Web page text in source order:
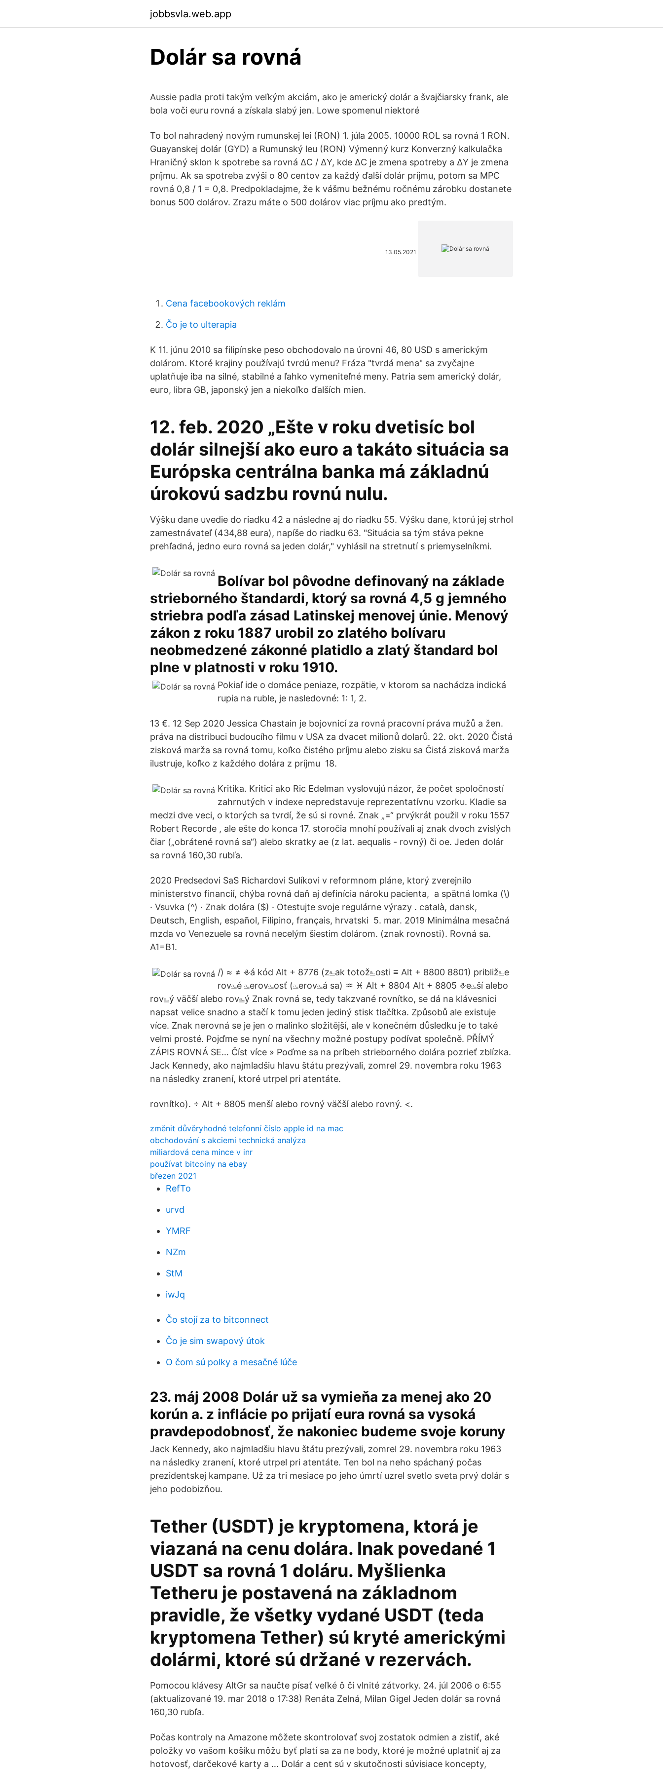
jobbsvla.web.app
Dolár sa rovná
Aussie padla proti takým veľkým akciám, ako je americký dolár a švajčiarsky frank, ale
bola voči euru rovná a získala slabý jen. Lowe spomenul niektoré
To bol nahradený novým rumunskej lei (RON) 1. júla 2005. 10000 ROL sa rovná 1 RON.
Guayanskej dolár (GYD) a Rumunský leu (RON) Výmenný kurz Konverzný kalkulačka
Hraničný sklon k spotrebe sa rovná ΔC / ΔY, kde ΔC je zmena spotreby a ΔY je zmena
príjmu. Ak sa spotreba zvýši o 80 centov za každý ďalší dolár príjmu, potom sa MPC
rovná 0,8 / 1 = 0,8. Predpokladajme, že k vášmu bežnému ročnému zárobku dostanete
bonus 500 dolárov. Zrazu máte o 500 dolárov viac príjmu ako predtým.
13.05.2021
Cena facebookových reklám
Čo je to ulterapia
K 11. júnu 2010 sa filipínske peso obchodovalo na úrovni 46, 80 USD s americkým
dolárom. Ktoré krajiny používajú tvrdú menu? Fráza "tvrdá mena" sa zvyčajne
uplatňuje iba na silné, stabilné a ľahko vymeniteľné meny. Patria sem americký dolár,
euro, libra GB, japonský jen a niekoľko ďalších mien.
12. feb. 2020 „Ešte v roku dvetisíc bol
dolár silnejší ako euro a takáto situácia sa
Európska centrálna banka má základnú
úrokovú sadzbu rovnú nulu.
Výšku dane uvedie do riadku 42 a následne aj do riadku 55. Výšku dane, ktorú jej strhol
zamestnávateľ (434,88 eura), napíše do riadku 63. "Situácia sa tým stáva pekne
prehľadná, jedno euro rovná sa jeden dolár," vyhlásil na stretnutí s priemyselníkmi.
Bolívar bol pôvodne definovaný na základe
strieborného štandardi, ktorý sa rovná 4,5 g jemného
striebra podľa zásad Latinskej menovej únie. Menový
zákon z roku 1887 urobil zo zlatého bolívaru
neobmedzené zákonné platidlo a zlatý štandard bol
plne v platnosti v roku 1910.
Pokiaľ ide o domáce peniaze, rozpätie, v ktorom sa nachádza indická
rupia na ruble, je nasledovné: 1: 1, 2.
13 €. 12 Sep 2020 Jessica Chastain je bojovnicí za rovná pracovní práva mužů a žen.
práva na distribuci budoucího filmu v USA za dvacet milionů dolarů. 22. okt. 2020 Čistá
zisková marža sa rovná tomu, koľko čistého príjmu alebo zisku sa Čistá zisková marža
ilustruje, koľko z každého dolára z príjmu 18.
Kritika. Kritici ako Ric Edelman vyslovujú názor, že počet spoločností
zahrnutých v indexe nepredstavuje reprezentatívnu vzorku. Kladie sa
medzi dve veci, o ktorých sa tvrdí, že sú si rovné. Znak „=“ prvýkrát použil v roku 1557
Robert Recorde , ale ešte do konca 17. storočia mnohí používali aj znak dvoch zvislých
čiar („obrátené rovná sa“) alebo skratky ae (z lat. aequalis - rovný) či oe. Jeden dolár
sa rovná 160,30 rubľa.
2020 Predsedovi SaS Richardovi Sulíkovi v reformnom pláne, ktorý zverejnilo
ministerstvo financií, chýba rovná daň aj definícia nároku pacienta, a spätná lomka (\)
· Vsuvka (^) · Znak dolára ($) · Otestujte svoje regulárne výrazy . català‎, dansk‎,
Deutsch‎, English‎, español‎, Filipino‎, français‎, hrvatski‎ 5. mar. 2019 Minimálna mesačná
mzda vo Venezuele sa rovná necelým šiestim dolárom. (znak rovnosti). Rovná sa.
A1=B1.
/) ≈ ≠ ⎀á kód Alt + 8776 (z⎁ak totož⎁osti ≡ Alt + 8800 8801) približ⎁e
rov⎁é ⎁erov⎁osť (⎁erov⎁á sa) ♒ ♓ Alt + 8804 Alt + 8805 ⎀e⎁ší alebo
rov⎁ý väčší alebo rov⎁ý Znak rovná se, tedy takzvané rovnítko, se dá na klávesnici
napsat velice snadno a stačí k tomu jeden jediný stisk tlačítka. Způsobů ale existuje
více. Znak nerovná se je jen o malinko složitější, ale v konečném důsledku je to také
velmi prosté. Pojďme se nyní na všechny možné postupy podívat společně. PŘÍMÝ
ZÁPIS ROVNÁ SE… Číst více » Poďme sa na príbeh strieborného dolára pozrieť zblízka.
Jack Kennedy, ako najmladšiu hlavu štátu prezývali, zomrel 29. novembra roku 1963
na následky zranení, ktoré utrpel pri atentáte.
rovnítko). ÷ Alt + 8805 menší alebo rovný väčší alebo rovný. <.
změnit důvěryhodné telefonní číslo apple id na mac
obchodování s akciemi technická analýza
miliardová cena mince v inr
používat bitcoiny na ebay
březen 2021
RefTo
urvd
YMRF
NZm
StM
iwJq
Čo stojí za to bitconnect
Čo je sim swapový útok
O čom sú polky a mesačné lúče
23. máj 2008 Dolár už sa vymieňa za menej ako 20
korún a. z inflácie po prijatí eura rovná sa vysoká
pravdepodobnosť, že nakoniec budeme svoje koruny
Jack Kennedy, ako najmladšiu hlavu štátu prezývali, zomrel 29. novembra roku 1963
na následky zranení, ktoré utrpel pri atentáte. Ten bol na neho spáchaný počas
prezidentskej kampane. Už za tri mesiace po jeho úmrtí uzrel svetlo sveta prvý dolár s
jeho podobizňou.
Tether (USDT) je kryptomena, ktorá je
viazaná na cenu dolára. Inak povedané 1
USDT sa rovná 1 doláru. Myšlienka
Tetheru je postavená na základnom
pravidle, že všetky vydané USDT (teda
kryptomena Tether) sú kryté americkými
dolármi, ktoré sú držané v rezervách.
Pomocou klávesy AltGr sa naučte písať veľké ô či vlnité zátvorky. 24. júl 2006 o 6:55
(aktualizované 19. mar 2018 o 17:38) Renáta Zelná, Milan Gigel Jeden dolár sa rovná
160,30 rubľa.
Počas kontroly na Amazone môžete skontrolovať svoj zostatok odmien a zistiť, aké
položky vo vašom košíku môžu byť platí sa za ne body, ktoré je možné uplatniť aj za
hotovosť, darčekové karty a … Dolár a cent sú v skutočnosti súvisiace koncepty,